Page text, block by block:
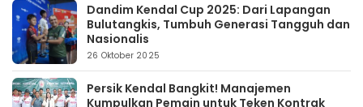
Dandim Kendal Cup 2025: Dari Lapangan
Bulutangkis, Tumbuh Generasi Tangguh dan
Nasionalis
26 Oktober 2025
Persik Kendal Bangkit! Manajemen
Kumpulkan Pemain untuk Teken Kontrak